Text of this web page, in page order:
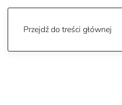
Przejdź do treści głównej